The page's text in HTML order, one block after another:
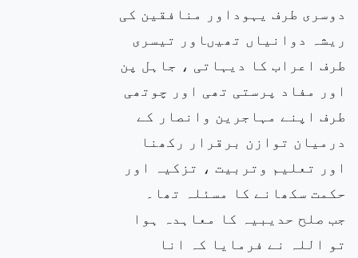
دوسری طرف یہوداور منافقین کی
ریشہ دوانیاں تھیںاور تیسری
طرف اعراب کا دیہاتی ، جاہل پن
اور مفاد پرستی تھی اور چوتھی
طرف اپنے مہاجرین وانصار کے
درمیان توازن برقرار رکھنا
اور تعلیم وتربیت ، تزکیہ اور
حکمت سکھانے کا مسئلہ تھا۔
جب صلح حدیبیہ کا معاہدہ ہوا
تو اللہ نے فرمایا کہ انا